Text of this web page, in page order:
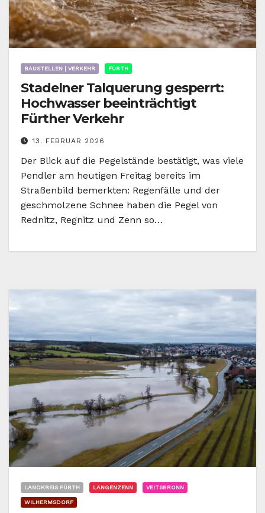
BAUSTELLEN | VERKEHR FÜRTH
Stadelner Talquerung gesperrt:
Hochwasser beeinträchtigt
Fürther Verkehr
13. FEBRUAR 2026
Der Blick auf die Pegelstände bestätigt, was viele
Pendler am heutigen Freitag bereits im
Straßenbild bemerkten: Regenfälle und der
geschmolzene Schnee haben die Pegel von
Rednitz, Regnitz und Zenn so…
LANDKREIS FÜRTH LANGENZENN VEITSBRONN
WILHERMSDORF